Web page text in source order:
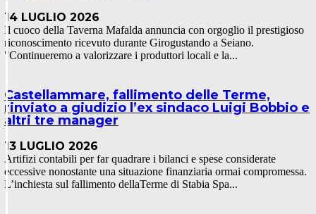
14 LUGLIO 2026
Il cuoco della Taverna Mafalda annuncia con orgoglio il prestigioso
riconoscimento ricevuto durante Girogustando a Seiano.
"Continueremo a valorizzare i produttori locali e la...
Castellammare, fallimento delle Terme,
rinviato a giudizio l’ex sindaco Luigi Bobbio e
altri tre manager
13 LUGLIO 2026
Artifizi contabili per far quadrare i bilanci e spese considerate
eccessive nonostante una situazione finanziaria ormai compromessa.
L’inchiesta sul fallimento dellaTerme di Stabia Spa...